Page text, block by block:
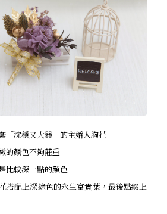
「沈穩又大器」的主婚人胸花
的顏色不夠莊重
比較深一點的顏色
搭配上深綠色的永生富貴葉，最後點綴上